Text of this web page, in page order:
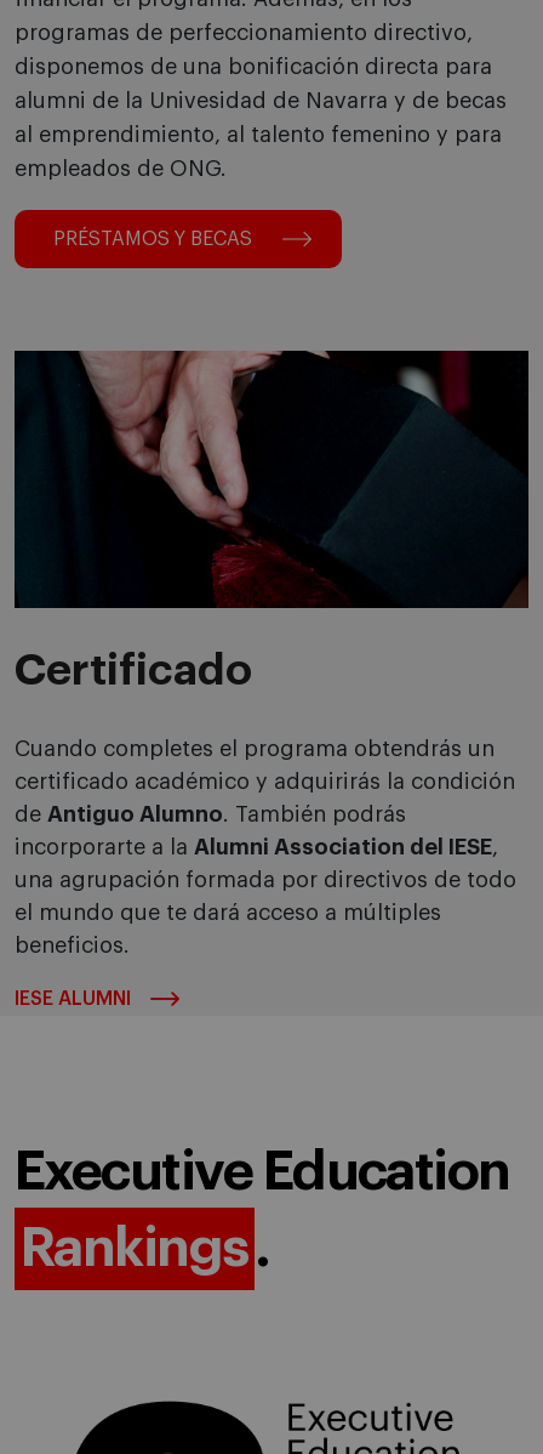
programas de perfeccionamiento directivo,
disponemos de una bonificación directa para
alumni de la Univesidad de Navarra y de becas
al emprendimiento, al talento femenino y para
empleados de ONG.
PRÉSTAMOS Y BECAS
Certificado
Cuando completes el programa obtendrás un
certificado académico y adquirirás la condición
de Antiguo Alumno. También podrás
incorporarte a la Alumni Association del IESE,
una agrupación formada por directivos de todo
el mundo que te dará acceso a múltiples
beneficios.
IESE ALUMNI
Executive Education
Rankings.